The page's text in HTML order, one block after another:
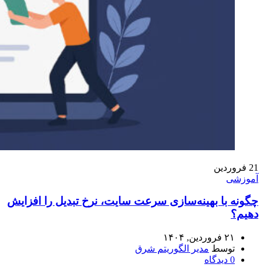
21 فروردین
آموزشی
چگونه با بهینه‌سازی سرعت سایت، نرخ تبدیل را افزایش
دهیم؟
۲۱ فروردین, ۱۴۰۴
توسط مدیر الگوریتم شرق
0 دیدگاه